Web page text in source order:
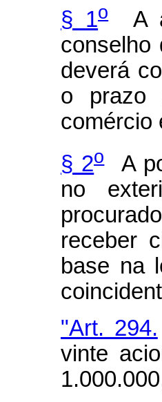
§ 1oA
conselho
deverá
o prazo
comércio
§ 2oA
no
receber
base na
"Art. 294.
vinte